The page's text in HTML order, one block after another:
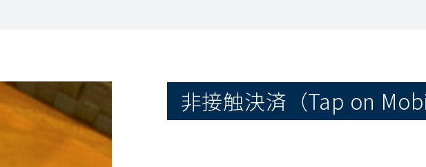
非接触決済（Tap on